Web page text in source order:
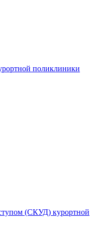
поликлиники
(СКУД) курортной